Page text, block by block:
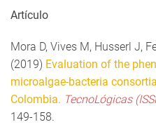
Artículo
Mora D, Vives M, Husserl J,
(2019) Evaluation of the
microalgae-bacteria
Colombia. TecnoLógicas
149-158.